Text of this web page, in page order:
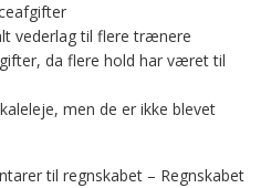
vederlag til flere trænere
da flere hold har været til
men de er ikke blevet
til regnskabet – Regnskabet